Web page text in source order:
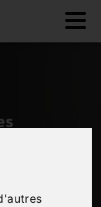
:
de
besoins